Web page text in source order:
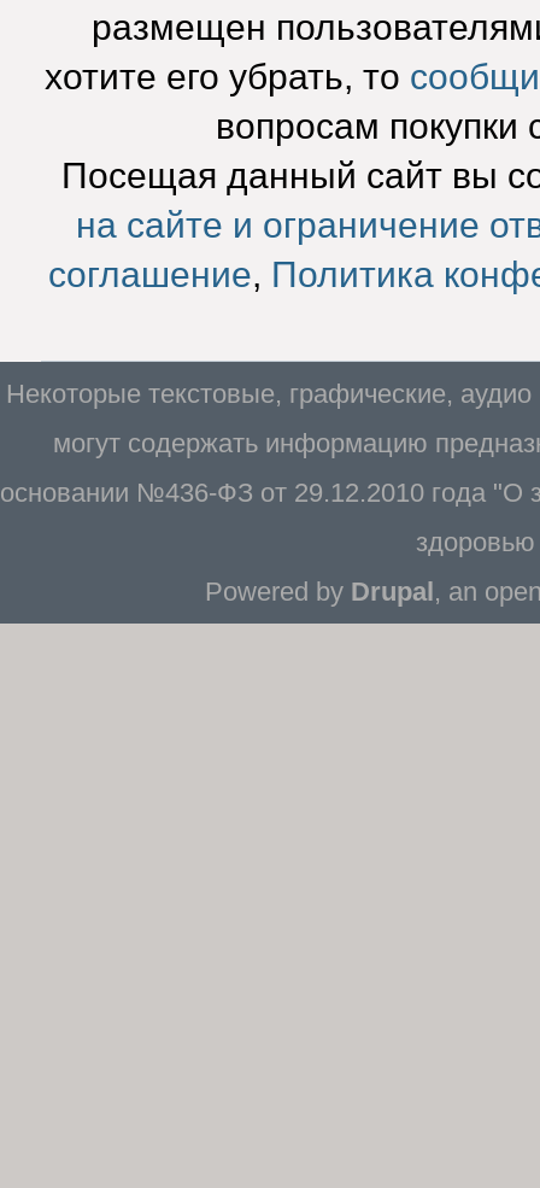
размещен
хотите его убрать, то
вопросам покупки
Посещая данный сайт вы
на сайте и ограничение
соглашение, Политика
Некоторые текстовые, графические,
могут содержать информацию
основании №436-ФЗ от 29.12.2010 года "О
Powered by Drupal , an